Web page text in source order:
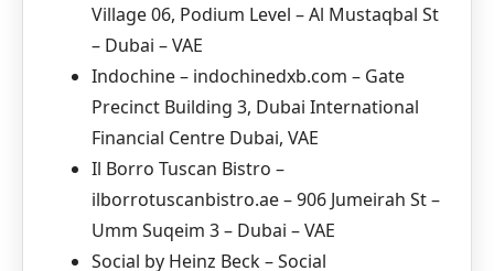
Village 06, Podium Level – Al Mustaqbal St
– Dubai – VAE
Indochine – indochinedxb.com – Gate
Precinct Building 3, Dubai International
Financial Centre Dubai, VAE
Il Borro Tuscan Bistro –
ilborrotuscanbistro.ae – 906 Jumeirah St –
Umm Suqeim 3 – Dubai – VAE
Social by Heinz Beck – Social